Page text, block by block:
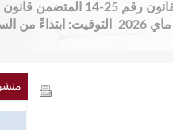
مستجدات القانون رقم